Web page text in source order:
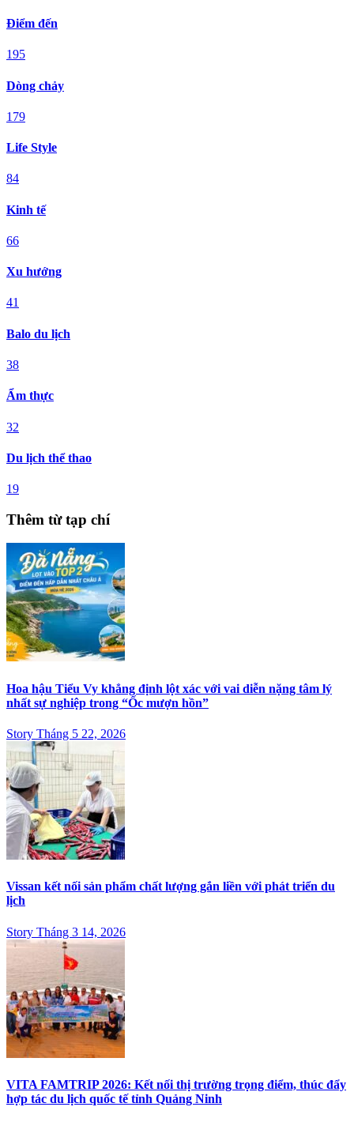
Điểm đến
195
Dòng chảy
179
Life Style
84
Kinh tế
66
Xu hướng
41
Balo du lịch
38
Ẩm thực
32
Du lịch thể thao
19
Thêm từ tạp chí
Hoa hậu Tiểu Vy khẳng định lột xác với vai diễn nặng tâm lý
nhất sự nghiệp trong “Ốc mượn hồn”
Story Tháng 5 22, 2026
Vissan kết nối sản phẩm chất lượng gắn liền với phát triển du
lịch
Story Tháng 3 14, 2026
VITA FAMTRIP 2026: Kết nối thị trường trọng điểm, thúc đẩy
hợp tác du lịch quốc tế tỉnh Quảng Ninh